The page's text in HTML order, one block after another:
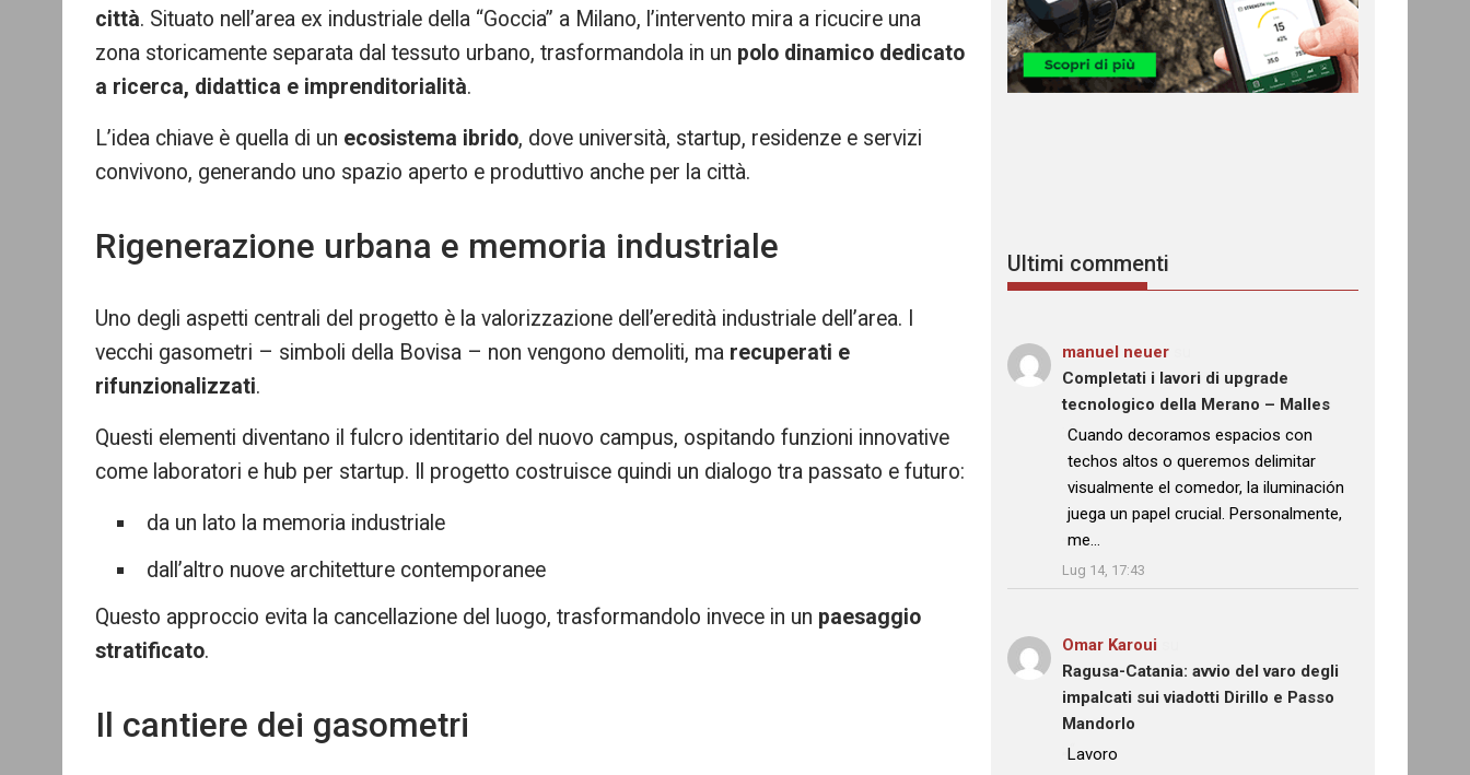
città. Situato nell’area ex industriale della “Goccia” a Milano, l’intervento mira a ricucire una
zona storicamente separata dal tessuto urbano, trasformandola in un polo dinamico dedicato
a ricerca, didattica e imprenditorialità.
L’idea chiave è quella di un ecosistema ibrido, dove università, startup, residenze e servizi
convivono, generando uno spazio aperto e produttivo anche per la città.
Rigenerazione urbana e memoria industriale
Uno degli aspetti centrali del progetto è la valorizzazione dell’eredità industriale dell’area. I
vecchi gasometri – simboli della Bovisa – non vengono demoliti, ma recuperati e
rifunzionalizzati.
Questi elementi diventano il fulcro identitario del nuovo campus, ospitando funzioni innovative
come laboratori e hub per startup. Il progetto costruisce quindi un dialogo tra passato e futuro:
da un lato la memoria industriale
dall’altro nuove architetture contemporanee
Questo approccio evita la cancellazione del luogo, trasformandolo invece in un paesaggio
stratificato.
Il cantiere dei gasometri
Ultimi commenti
manuel neuer
Completati i lavori di upgrade
tecnologico della Merano – Malles
: “
Cuando decoramos espacios con
techos altos o queremos delimitar
visualmente el comedor, la iluminación
juega un papel crucial. Personalmente,
me…
Lug 14, 17:43
Omar Karoui
Ragusa-Catania: avvio del varo degli
impalcati sui viadotti Dirillo e Passo
Mandorlo
: “Lavoro